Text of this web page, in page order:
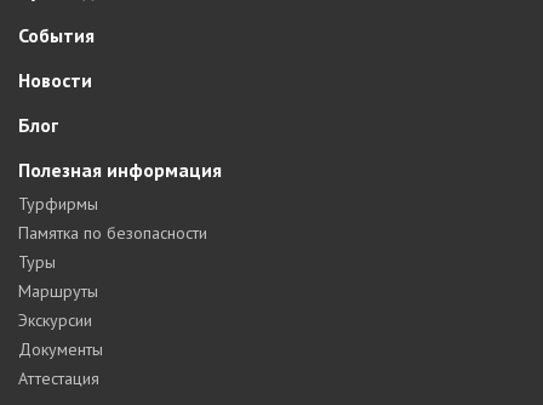
События
Новости
Блог
Полезная информация
Турфирмы
Памятка по безопасности
Туры
Маршруты
Экскурсии
Документы
Аттестация